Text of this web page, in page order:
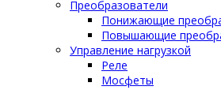
Преобразователи
Понижающие
Повышающие
Управление нагрузкой
Реле
Мосфеты